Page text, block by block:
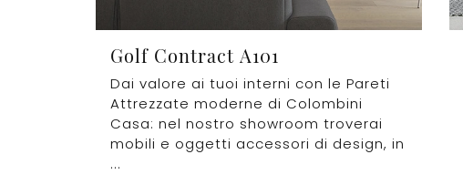
Golf Contract A101
Dai valore ai tuoi interni con le Pareti
Attrezzate moderne di Colombini
Casa: nel nostro showroom troverai
mobili e oggetti accessori di design, in
...